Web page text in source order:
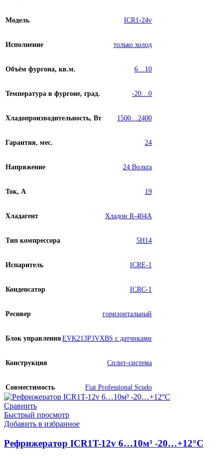
Модель ICR1-24v
Исполнение только холод
Объём фургона, кв.м. 6…10
Температура в фургоне, град. -20…0
Хладопроизводительность, Вт 1500…2400
Гарантия, мес. 24
Напряжение 24 Вольта
Ток, А 19
Хладагент Хладон R-404A
Тип компрессора 5H14
Испаритель ICRE-1
Конденсатор ICRC-1
Ресивер горизонтальный
Блок управленияEVK213P3VXBS с датчиками
Конструкция Сплит-система
Совместимость Fiat Professional Scudo
Сравнить
Быстрый просмотр
Добавить в избранное
Рефрижератор ICR1T-12v 6…10м³ -20…+12°C